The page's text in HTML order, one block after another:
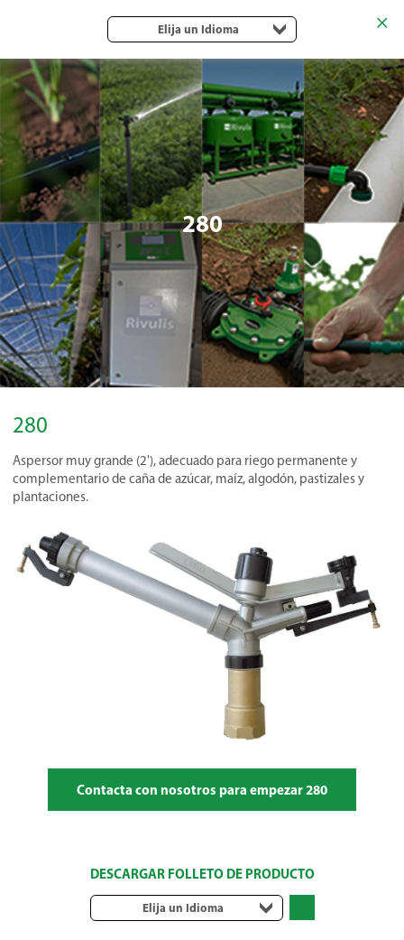
Elija un Idioma
280
280
Aspersor muy grande (2'), adecuado para riego permanente y
complementario de caña de azúcar, maíz, algodón, pastizales y
plantaciones.
Contacta con nosotros para empezar 280
DESCARGAR FOLLETO DE PRODUCTO
Elija un Idioma